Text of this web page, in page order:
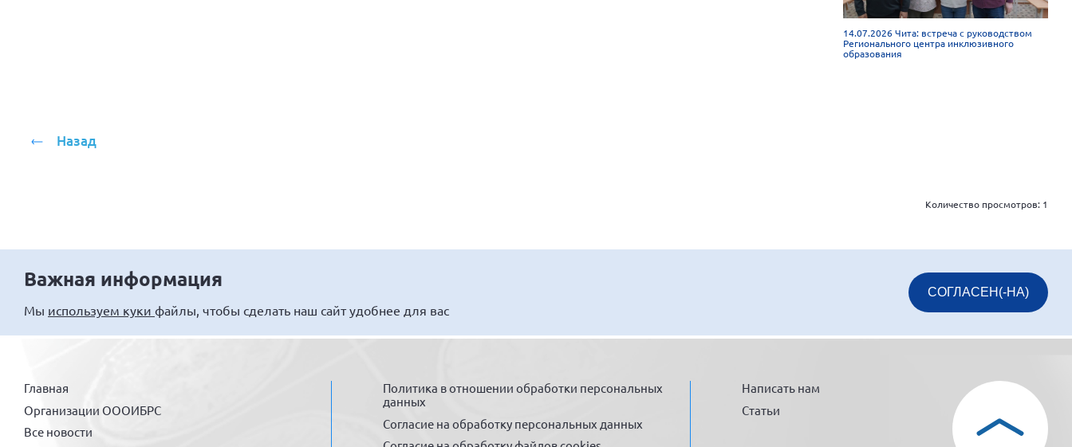
14.07.2026 Чита: встреча с руководством
Регионального центра инклюзивного
образования
Назад
Количество просмотров: 1
Важная информация
Мы используем куки файлы, чтобы сделать наш сайт удобнее для вас
СОГЛАСЕН(-НА)
Главная
Организации ОООИБРС
Все новости
Политика в отношении обработки персональных
данных
Согласие на обработку персональных данных
Написать нам
Статьи